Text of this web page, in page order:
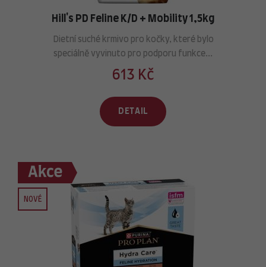
Hill's PD Feline K/D + Mobility 1,5kg
Dietní suché krmivo pro kočky, které bylo
speciálně vyvinuto pro podporu funkce...
613 Kč
DETAIL
NOVÉ